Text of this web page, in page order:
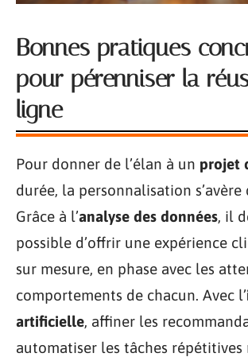
Bonnes pratiques
pour pérenniser la
ligne
Pour donner de l’élan à un projet
durée, la personnalisation s’avère
Grâce à l’analyse des données, il
possible d’offrir une expérience
sur mesure, en phase avec les
comportements de chacun. Avec l’
artificielle, affiner les
automatiser les tâches répétitives